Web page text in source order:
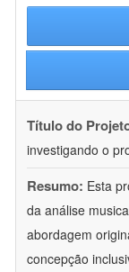
Título do
investigando o
Resumo: Esta
da análise
abordagem
concepção